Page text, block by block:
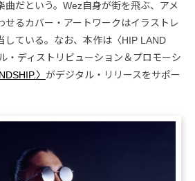
曲だという。Wez自身が街を飛ぶ、アメ
せるカバー・アートワークはイラストレ
している。なお、本作は〈HIP LAND
・ディストリビューション＆プロモーシ
〉 がデジタル・リリースをサポー